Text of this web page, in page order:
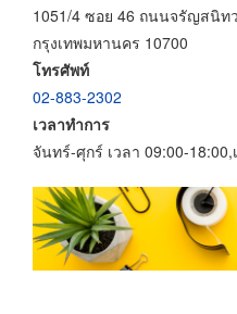
1051/4 ซอย 46 ถนนจรัญสนิท
กรุงเทพมหานคร 10700
โทรศัพท์
02-883-2302
เวลาทำการ
จันทร์-ศุกร์ เวลา 09:00-18:00,